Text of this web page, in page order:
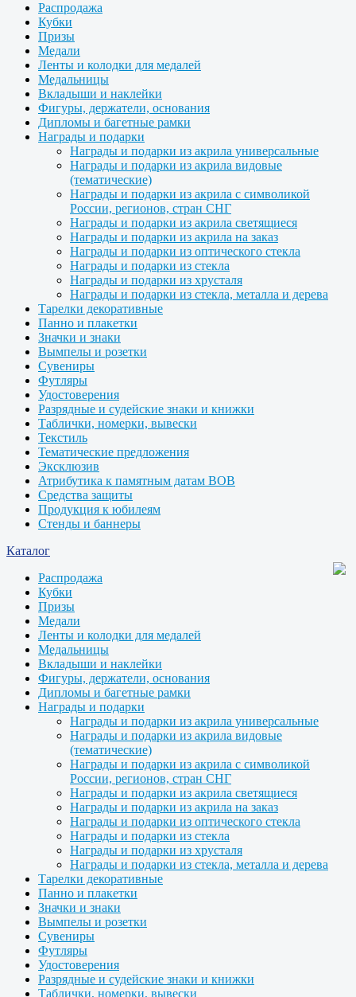
Распродажа
Кубки
Призы
Медали
Ленты и колодки для медалей
Медальницы
Вкладыши и наклейки
Фигуры, держатели, основания
Дипломы и багетные рамки
Награды и подарки
Награды и подарки из акрила универсальные
Награды и подарки из акрила видовые
(тематические)
Награды и подарки из акрила с символикой
России, регионов, стран СНГ
Награды и подарки из акрила светящиеся
Награды и подарки из акрила на заказ
Награды и подарки из оптического стекла
Награды и подарки из стекла
Награды и подарки из хрусталя
Награды и подарки из стекла, металла и дерева
Тарелки декоративные
Панно и плакетки
Значки и знаки
Вымпелы и розетки
Сувениры
Футляры
Удостоверения
Разрядные и судейские знаки и книжки
Таблички, номерки, вывески
Текстиль
Тематические предложения
Эксклюзив
Атрибутика к памятным датам ВОВ
Средства защиты
Продукция к юбилеям
Стенды и баннеры
Каталог
Распродажа
Кубки
Призы
Медали
Ленты и колодки для медалей
Медальницы
Вкладыши и наклейки
Фигуры, держатели, основания
Дипломы и багетные рамки
Награды и подарки
Награды и подарки из акрила универсальные
Награды и подарки из акрила видовые
(тематические)
Награды и подарки из акрила с символикой
России, регионов, стран СНГ
Награды и подарки из акрила светящиеся
Награды и подарки из акрила на заказ
Награды и подарки из оптического стекла
Награды и подарки из стекла
Награды и подарки из хрусталя
Награды и подарки из стекла, металла и дерева
Тарелки декоративные
Панно и плакетки
Значки и знаки
Вымпелы и розетки
Сувениры
Футляры
Удостоверения
Разрядные и судейские знаки и книжки
Таблички, номерки, вывески